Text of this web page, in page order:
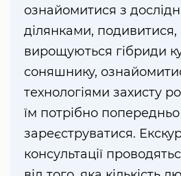
ознайомитися з
ділянками, подивитися,
вирощуються гібриди
соняшнику,
технологіями захисту
їм потрібно попередньо
зареєструватися.
консультації